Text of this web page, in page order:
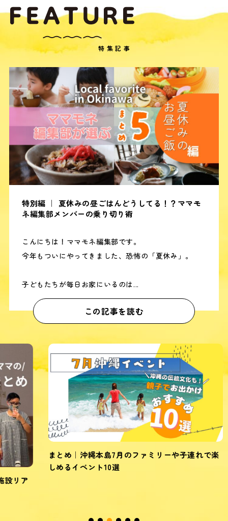
特集記事
特別編 ｜ 夏休みの昼ごはんどうしてる！？ママモ
ネ編集部メンバーの乗り切り術
こんにちは！ママモネ編集部です。
今年もついにやってきました、恐怖の「夏休み」。
子どもたちが毎日お家にいるのは...
この記事を読む
まとめ｜沖縄本島7月のファミリーや子連れで楽
しめるイベント10選